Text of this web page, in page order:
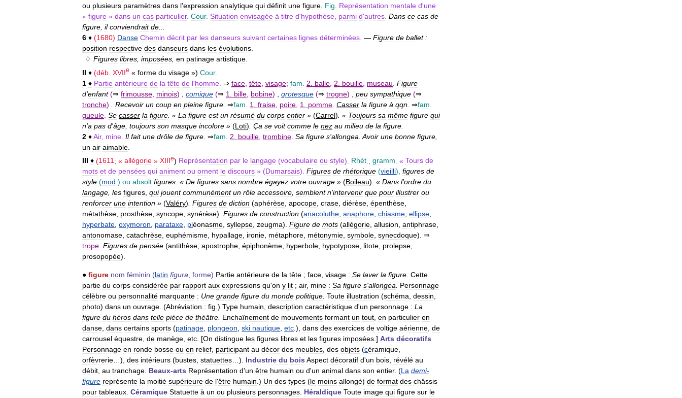
ou plusieurs paramètres dans l'expression analytique qui définit une figure Fig Représentation mentale d'une
« figure » dans un cas particulier. Cour. Situation envisagée à titre d'hypothèse parmi d'autres Dans ce cas de
figure il conviendrait de
6 ♦ (1680) Danse Chemin décrit par les danseurs suivant certaines lignes déterminées — Figure de ballet :
position respective des danseurs dans les évolutions
♢ Figures libres imposées en patinage artistique
II ♦ (déb XVIIe « forme du visage ») Cour.
1 ♦ Partie antérieure de la tête de l'homme ⇒ face tête visage; fam 2 balle 2 bouille museau Figure
d'enfant (⇒ frimousse minois) comique (⇒ 1 bille bobine) grotesque (⇒ trogne) peu sympathique (⇒
tronche) Recevoir un coup en pleine figure ⇒fam 1 fraise poire 1 pomme Casser la figure à qqn ⇒fam
gueule Se casser la figure . « La figure est un résumé du corps entier » (Carrel) . « Toujours sa même figure qui
n'a pas d'âge toujours son masque incolore » (Loti) Ça se voit comme le nez au milieu de la figure
2 ♦Air, mine Il fait une drôle de figure ⇒fam 2 bouille trombine Sa figure s'allongea Avoir une bonne figure
un air aimable
III ♦ (1611; « allégorie » XIIIe) Représentation par le langage (vocabulaire ou style). Rhét gramm « Tours de
mots et de pensées qui animent ou ornent le discours » (Dumarsais). Figures de rhétorique (vieilli), figures de
style (mod.) ou absolt figures. « De figures sans nombre égayez votre ouvrage » (Boileau). « Dans l'ordre du
langage, les figures, qui jouent communément un rôle accessoire, semblent n'intervenir que pour illustrer ou
renforcer une intention » (Valéry). Figures de diction (aphérèse, apocope, crase, diérèse, épenthèse,
métathèse, prosthèse, syncope, synérèse). Figures de construction (anacoluthe, anaphore, chiasme, ellipse,
hyperbate, oxymoron, parataxe, pléonasme, syllepse, zeugma). Figure de mots (allégorie, allusion, antiphrase,
antonomase, catachrèse, euphémisme, hypallage, ironie, métaphore, métonymie, symbole, synecdoque). ⇒
trope. Figures de pensée (antithèse, apostrophe, épiphonème, hyperbole, hypotypose, litote, prolepse,
prosopopée).
● figure nom féminin (latin figura, forme) Partie antérieure de la tête ; face, visage : Se laver la figure. Cette
partie du corps considérée par rapport aux expressions qu'on y lit ; air, mine : Sa figure s'allongea. Personnage
célèbre ou personnalité marquante : Une grande figure du monde politique. Toute illustration (schéma, dessin,
photo) dans un ouvrage. (Abréviation : fig.) Type humain, description caractéristique d'un personnage : La
figure du héros dans telle pièce de théâtre. Enchaînement de mouvements formant un tout, en particulier en
danse, dans certains sports (patinage, plongeon, ski nautique, etc.), dans des exercices de voltige aérienne, de
carrousel équestre, de manège, etc. [On distingue les figures libres et les figures imposées.] Arts décoratifs
Personnage en ronde bosse ou en relief, participant au décor des meubles, des objets (céramique,
orfèvrerie…), des intérieurs (bustes, statuettes…). Industrie du bois Aspect décoratif d'un bois, révélé au
débit, au tranchage. Beaux-arts Représentation d'un être humain ou d'un animal dans son entier. (La demi-
figure représente la moitié supérieure de l'être humain.) Un des types (le moins allongé) de format des châssis
pour tableaux. Céramique Statuette à un ou plusieurs personnages. Héraldique Toute image qui figure sur le